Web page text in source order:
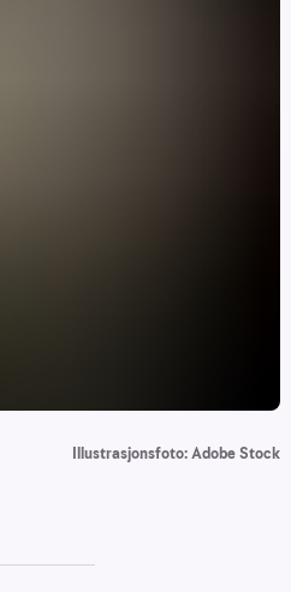
Illustrasjonsfoto: Adobe Stock